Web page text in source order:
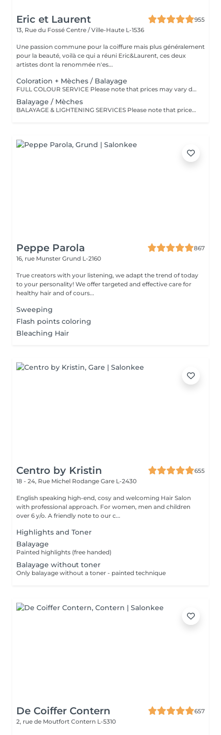
Eric et Laurent
955
13, Rue du Fossé Centre / Ville-Haute L-1536
Une passion commune pour la coiffure mais plus généralement
pour la beauté, voilà ce qui a réuni Eric&Laurent, ces deux
artistes dont la renommée n'es...
Coloration + Mèches / Balayage
FULL COLOUR SERVICE Please note that prices may vary depending on hair length, hair density, additional product usage, and the complexity of the service. COLOR.ME by KEVIN.MURPHY Experience a luxurious colour service powered by COLOR.ME by KEVIN.MURPHY, a high-performance colour range designed to deliver exceptional results while respecting the integrity of the hair. Benefits: Ammonia-free, PPD-free, and paraben-free formula Enriched with Honey, Shea Butter, and Pomegranate for enhanced care and shine Provides up to 100% grey hair coverage Delivers rich, vibrant, and long-lasting colour results Leaves the hair soft, healthy, and radiant Cruelty-free and ethically developed A premium colouring experience that combines beautiful colour performance with advanced hair care technology.
Balayage / Mèches
BALAYAGE & LIGHTENING SERVICES Please note that prices may vary depending on hair length, hair density, the amount of product required, and the complexity of the service. TAILORED LIGHT & DIMENSION Enhance your hair with our bespoke balayage and lightening techniques, designed to bring brightness, depth, and dimension to your look. Each service is carefully customised to enhance your natural colour and create a harmonious, luminous result that is perfectly tailored to your style and features.
Peppe Parola
867
16, rue Munster Grund L-2160
True creators with your listening, we adapt the trend of today
to your personality! We offer targeted and effective care for
healthy hair and of cours...
Sweeping
Flash points coloring
Bleaching Hair
Centro by Kristin
655
18 - 24, Rue Michel Rodange Gare L-2430
English speaking high-end, cosy and welcoming Hair Salon
with professional approach. For women, men and children
over 6 y/o. A friendly note to our c...
Highlights and Toner
Balayage
Painted highlights (free handed)
Balayage without toner
Only balayage without a toner - painted technique
De Coiffer Contern
657
2, rue de Moutfort Contern L-5310